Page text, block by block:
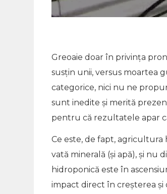
Greoaie doar în privința
susțin unii, versus moartea
categorice, nici nu ne
sunt inedite și merită
pentru că rezultatele apar
Ce este, de fapt,
vată minerală (și apă), și nu
hidroponică este în
impact direct în creșterea